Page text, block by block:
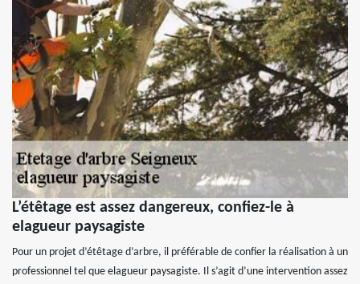
L’étêtage est assez dangereux, confiez-le à
elagueur paysagiste
Pour un projet d’étêtage d’arbre, il préférable de confier la réalisation à un
professionnel tel que elagueur paysagiste. Il s’agit d’une intervention assez